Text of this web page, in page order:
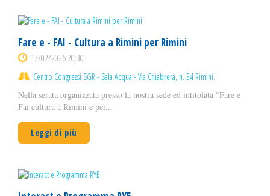
Fare e - FAI - Cultura a Rimini per Rimini
17/02/2026 20:30
Centro Congressi SGR - Sala Acqua - Via Chiabrera, n. 34 Rimini.
Nella serata organizzata presso la nostra sede ed intitolata "Fare e
Fai cultura a Rimini e per...
Leggi di più